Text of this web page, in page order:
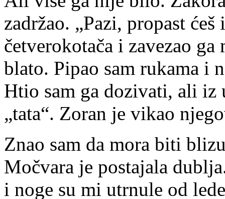
zadržao. „Pazi, propast
četverokotača i zavezao
blato. Pipao sam rukama i
Htio sam ga dozivati, ali iz
„tata“. Zoran je vikao
Znao sam da mora biti
Močvara je postajala
i noge su mi utrnule od